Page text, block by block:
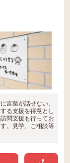
言葉が話せない、
る支援を得意とし
問支援も行ってお
。見学、ご相談等